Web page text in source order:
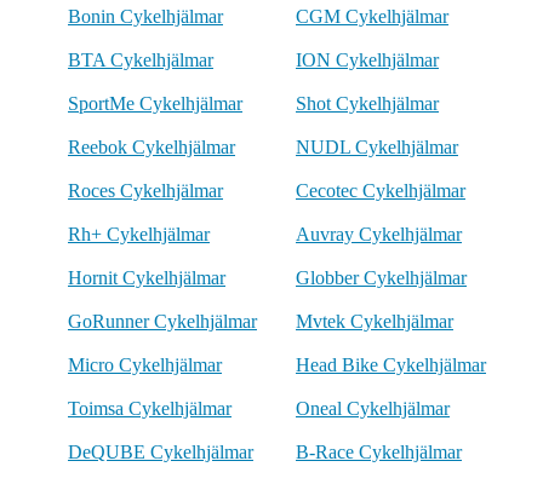
Bonin Cykelhjälmar CGM Cykelhjälmar
BTA Cykelhjälmar ION Cykelhjälmar
SportMe Cykelhjälmar Shot Cykelhjälmar
Reebok Cykelhjälmar NUDL Cykelhjälmar
Roces Cykelhjälmar Cecotec Cykelhjälmar
Rh+ Cykelhjälmar Auvray Cykelhjälmar
Hornit Cykelhjälmar Globber Cykelhjälmar
GoRunner Cykelhjälmar Mvtek Cykelhjälmar
Micro Cykelhjälmar Head Bike Cykelhjälmar
Toimsa Cykelhjälmar Oneal Cykelhjälmar
DeQUBE Cykelhjälmar B-Race Cykelhjälmar